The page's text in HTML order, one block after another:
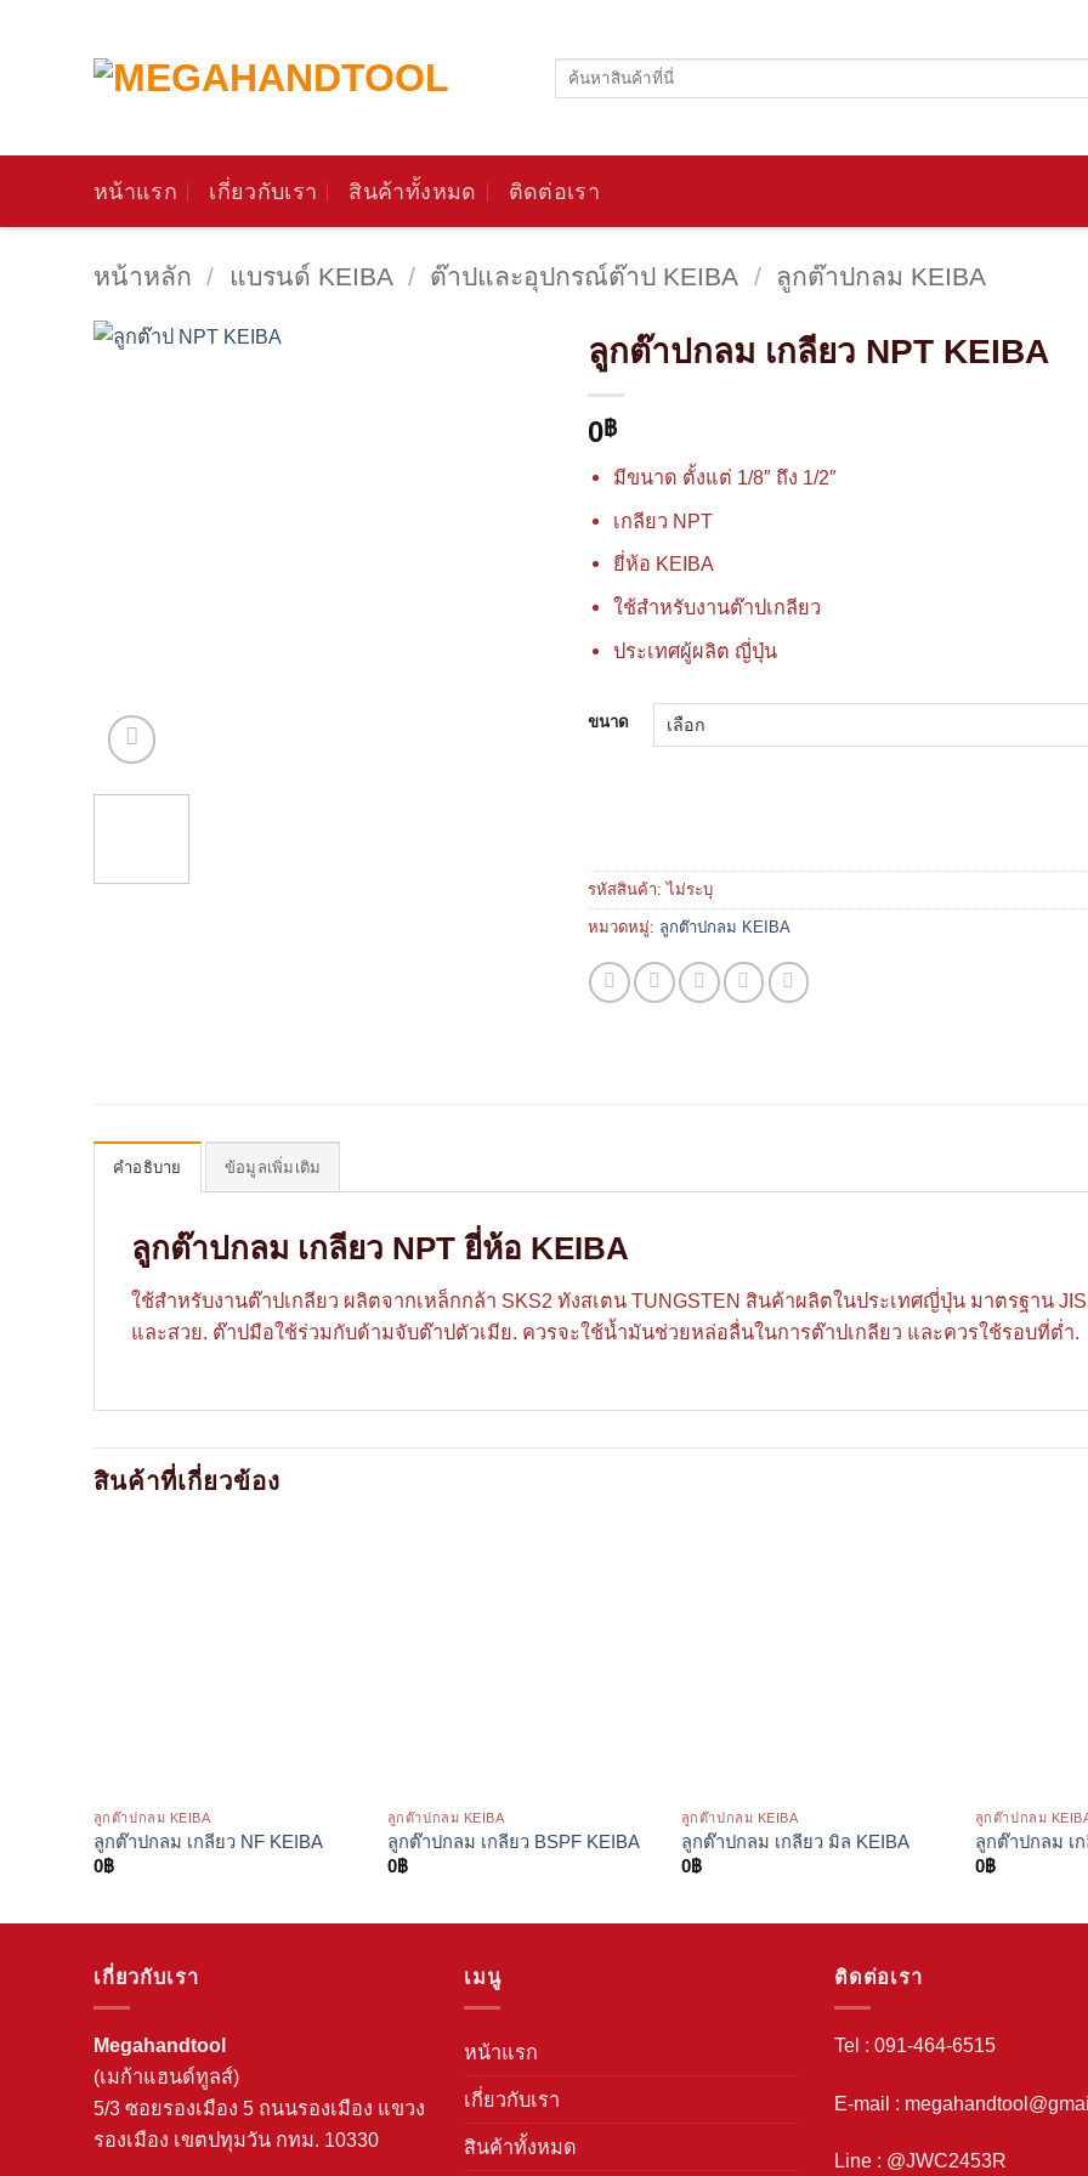
ค้นหา:
หน้าแรก เกี่ยวกับเรา สินค้าทั้งหมด ติดต่อเรา
หน้าหลัก / แบรนด์ KEIBA / ต๊าปและอุปกรณ์ต๊าป KEIBA / ลูกต๊าปกลม KEIBA
ลูกต๊าปกลม เกลียว NPT KEIBA
0฿
มีขนาด ตั้งแต่ 1/8″ ถึง 1/2″
เกลียว NPT
ยี่ห้อ KEIBA
ใช้สำหรับงานต๊าปเกลียว
ประเทศผู้ผลิต ญี่ปุ่น
ขนาด
รหัสสินค้า:ไม่ระบุ
หมวดหมู่: ลูกต๊าปกลม KEIBA
คำอธิบาย ข้อมูลเพิ่มเติม
ลูกต๊าปกลม เกลียว NPT ยี่ห้อ KEIBA
ใช้สำหรับงานต๊าปเกลียว ผลิตจากเหล็กกล้า SKS2 ทังสเตน TUNGSTEN สินค้าผลิตในประเทศญี่ปุ่น มาตรฐาน
และสวย. ต๊าปมือใช้ร่วมกับด้ามจับต๊าปตัวเมีย. ควรจะใช้น้ำมันช่วยหล่อลื่นในการต๊าปเกลียว และควรใช้รอบที่ต่ำ.
สินค้าที่เกี่ยวข้อง
ลูกต๊าปกลม KEIBA
ลูกต๊าปกลม เกลียว NF KEIBA
0฿
ลูกต๊าปกลม KEIBA
ลูกต๊าปกลม เกลียว BSPF KEIBA
0฿
ลูกต๊าปกลม KEIBA
ลูกต๊าปกลม เกลียว มิล KEIBA
0฿
ลูกต๊าปกลม
ลูกต๊าปกลม เ
0฿
เกี่ยวกับเรา
Megahandtool
(เมก้าแฮนด์ทูลส์)
5/3 ซอยรองเมือง 5 ถนนรองเมือง แขวง
รองเมือง เขตปทุมวัน กทม. 10330
เมนู
หน้าแรก
เกี่ยวกับเรา
สินค้าทั้งหมด
ติดต่อเรา
Tel : 091-464-6515
E-mail :
Line : @JWC2453R